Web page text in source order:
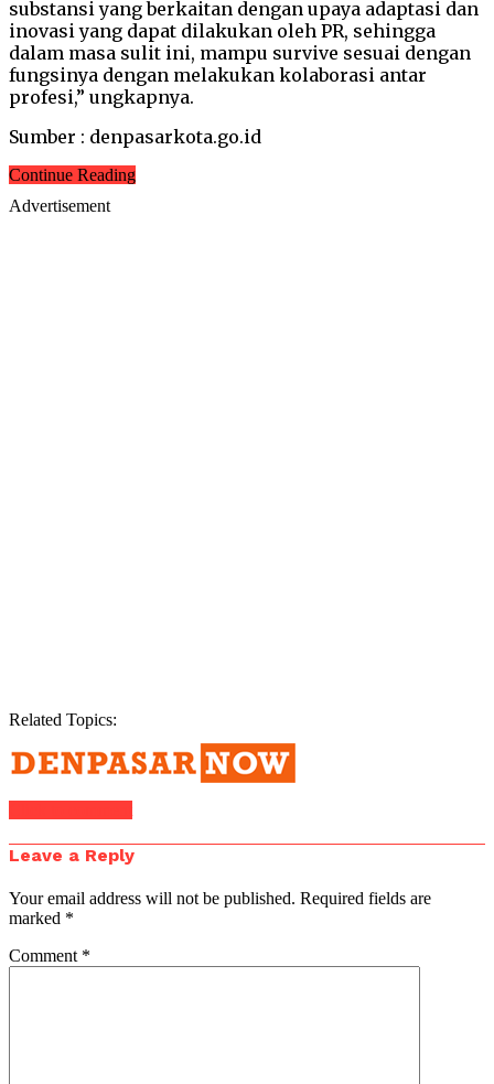
substansi yang berkaitan dengan upaya adaptasi dan
inovasi yang dapat dilakukan oleh PR, sehingga
dalam masa sulit ini, mampu survive sesuai dengan
fungsinya dengan melakukan kolaborasi antar
profesi,” ungkapnya.
Sumber : denpasarkota.go.id
Continue Reading
Advertisement
Related Topics:
Leave a Reply
Your email address will not be published. Required fields are
marked *
Comment *